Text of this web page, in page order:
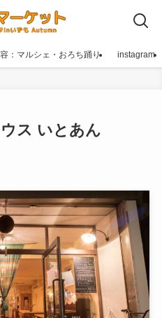
：マルシェ・おろち踊り instagram
ス いとあん